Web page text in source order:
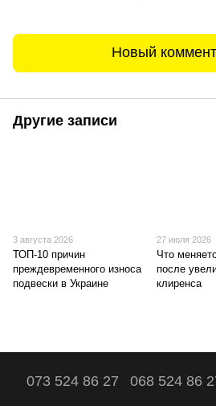
Новый
Другие записи
3 августа 2026
ТОП-10 причин
преждевременного износа
подвески в Украине
27 июля 2026
Что
после
клиренса
073 524 86 27 068 524 86